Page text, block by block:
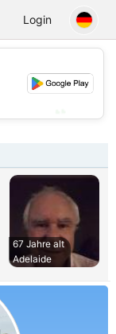
Login
67 Jahre alt
Adelaide